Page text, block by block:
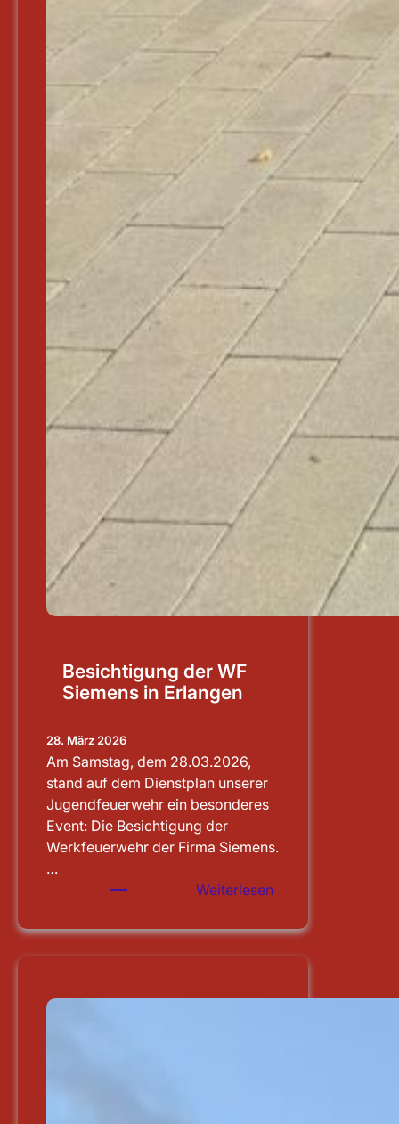
Besichtigung der WF
Siemens in Erlangen
28. März 2026
Am Samstag, dem 28.03.2026,
stand auf dem Dienstplan unserer
Jugendfeuerwehr ein besonderes
Event: Die Besichtigung der
Werkfeuerwehr der Firma Siemens.
…
Weiterlesen
der
in